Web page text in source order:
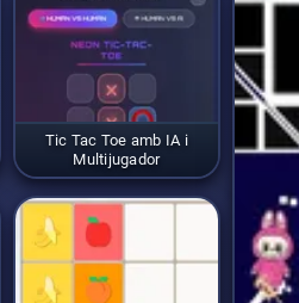
Tic Tac Toe amb IA i
Multijugador